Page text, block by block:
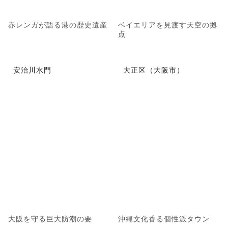
赤レンガが語る港の歴史遺産
ベイエリアを見渡す天空の拠
点
安治川水門
大阪を守る巨大防潮の要
大正区（大阪市）
沖縄文化香る個性派タウン